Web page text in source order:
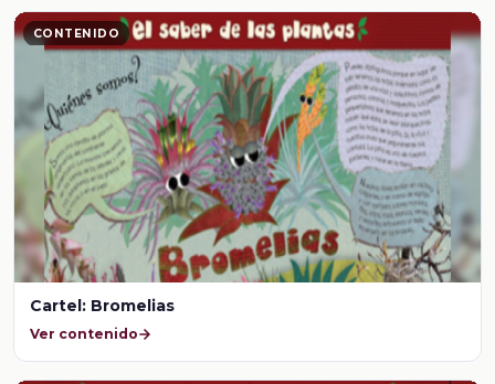
CONTENIDO
Cartel: Bromelias
Ver contenido